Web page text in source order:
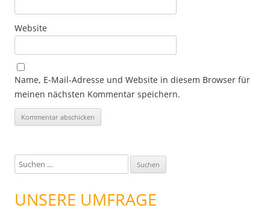
Website
Name, E-Mail-Adresse und Website in diesem Browser für
meinen nächsten Kommentar speichern.
u
h
UNSERE UMFRAGE